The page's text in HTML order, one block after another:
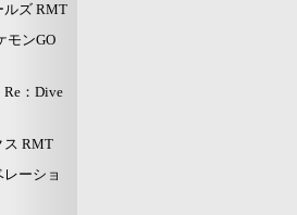
ルズ RMT
モンGO
：Dive
ス RMT
ーショ